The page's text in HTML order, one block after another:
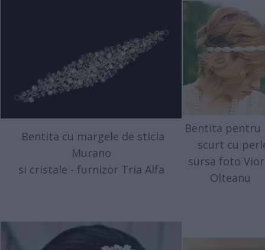
Bentita cu margele de sticla
Murano
si cristale - furnizor Tria Alfa
Bentita pentru
scurt cu
sursa foto
Olteanu